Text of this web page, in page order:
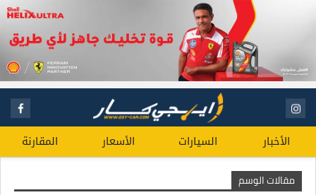
الأخبار السيارات الأسعار المقارنة
مقالات الوسم